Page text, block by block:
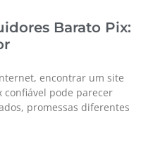
Barato Pix:
encontrar um site
confiável pode parecer
promessas diferentes